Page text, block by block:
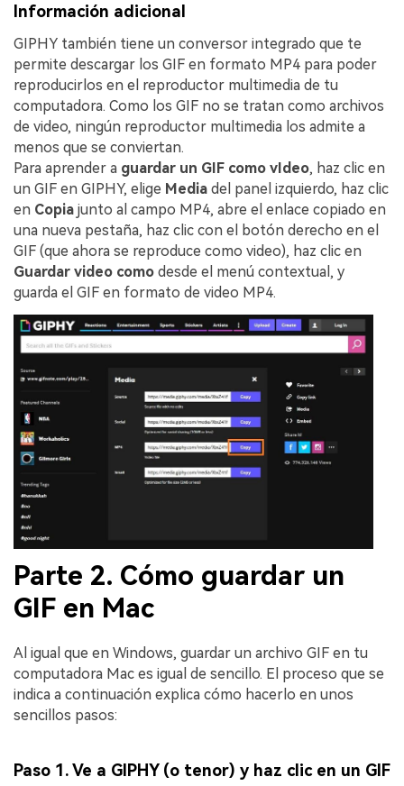
Información adicional
GIPHY también tiene un conversor integrado que te
permite descargar los GIF en formato MP4 para poder
reproducirlos en el reproductor multimedia de tu
computadora. Como los GIF no se tratan como archivos
de video, ningún reproductor multimedia los admite a
menos que se conviertan.
Para aprender a guardar un GIF como vIdeo, haz clic en
un GIF en GIPHY, elige Media del panel izquierdo, haz clic
en Copia junto al campo MP4, abre el enlace copiado en
una nueva pestaña, haz clic con el botón derecho en el
GIF (que ahora se reproduce como video), haz clic en
Guardar video como desde el menú contextual, y
guarda el GIF en formato de video MP4.
Parte 2. Cómo guardar un
GIF en Mac
Al igual que en Windows, guardar un archivo GIF en tu
computadora Mac es igual de sencillo. El proceso que se
indica a continuación explica cómo hacerlo en unos
sencillos pasos:
Paso 1. Ve a GIPHY (o tenor) y haz clic en un GIF